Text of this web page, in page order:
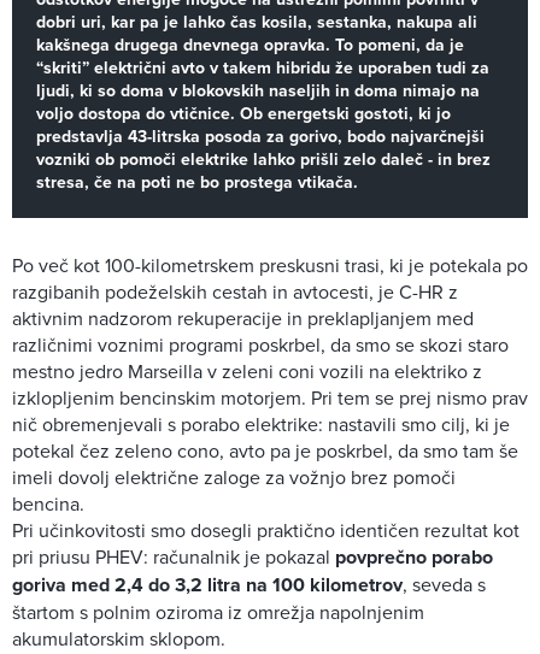
dobri uri, kar pa je lahko čas kosila, sestanka, nakupa ali
kakšnega drugega dnevnega opravka. To pomeni, da je
“skriti” električni avto v takem hibridu že uporaben tudi za
ljudi, ki so doma v blokovskih naseljih in doma nimajo na
voljo dostopa do vtičnice. Ob energetski gostoti, ki jo
predstavlja 43-litrska posoda za gorivo, bodo najvarčnejši
vozniki ob pomoči elektrike lahko prišli zelo daleč - in brez
stresa, če na poti ne bo prostega vtikača.
Po več kot 100-kilometrskem preskusni trasi, ki je potekala po
razgibanih podeželskih cestah in avtocesti, je C-HR z
aktivnim nadzorom rekuperacije in preklapljanjem med
različnimi voznimi programi poskrbel, da smo se skozi staro
mestno jedro Marseilla v zeleni coni vozili na elektriko z
izklopljenim bencinskim motorjem. Pri tem se prej nismo prav
nič obremenjevali s porabo elektrike: nastavili smo cilj, ki je
potekal čez zeleno cono, avto pa je poskrbel, da smo tam še
imeli dovolj električne zaloge za vožnjo brez pomoči
bencina.
Pri učinkovitosti smo dosegli praktično identičen rezultat kot
pri priusu PHEV: računalnik je pokazal povprečno porabo
goriva med 2,4 do 3,2 litra na 100 kilometrov, seveda s
štartom s polnim oziroma iz omrežja napolnjenim
akumulatorskim sklopom.